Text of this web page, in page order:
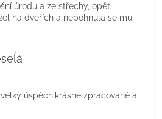
úrodu a ze střechy, opět,,
na dveřích a nepohnula se mu
je 5 z 5 hvězdiček.
úspěch,krásné zpracované a